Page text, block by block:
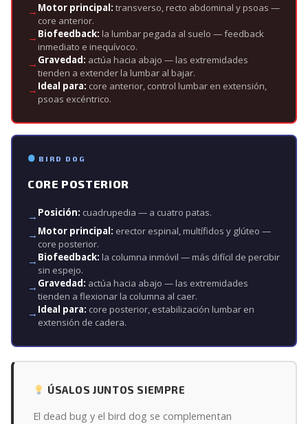
Motor principal: transverso, recto abdominal y psoas —
core anterior.
Biofeedback: la lumbar pegada al suelo — feedback
inmediato e inequívoco.
Gravedad: actúa hacia abajo — las extremidades
tienden a extender la lumbar al bajar.
Ideal para: core anterior, control lumbar en extensión,
psoas excéntrico.
BIRD DOG
CORE POSTERIOR
Posición: cuadrupedia — a cuatro patas.
Motor principal: erector espinal, multífidos y glúteo —
core posterior.
Biofeedback: la columna inmóvil — más difícil de percibir
sin espejo.
Gravedad: actúa hacia abajo — las extremidades
tienden a flexionar la columna al caer.
Ideal para: core posterior, estabilización lumbar en
extensión de cadera.
ÚSALOS JUNTOS SIEMPRE
El dead bug y el bird dog se complementan